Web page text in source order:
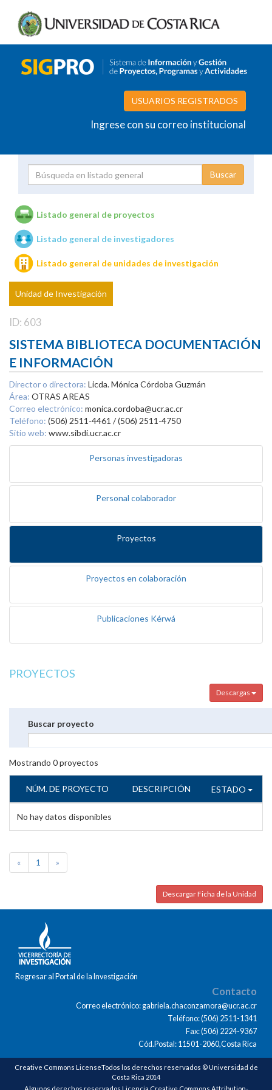
USUARIOS REGISTRADOS
Ingrese con su correo institucional
Unidades de investigación
Listado general de proyectos
Listado general de investigadores
Listado general de unidades de investigación
Unidad de Investigación
ID: 603
SISTEMA BIBLIOTECA DOCUMENTACIÓN
E INFORMACIÓN
Director o directora: Licda. Mónica Córdoba Guzmán
Área: OTRAS AREAS
Correo electrónico: monica.cordoba@ucr.ac.cr
Teléfono: (506) 2511-4461 / (506) 2511-4750
Sitio web: www.sibdi.ucr.ac.cr
Personas investigadoras
Personal colaborador
Proyectos
Proyectos en colaboración
Publicaciones Kérwá
PROYECTOS
Descargas
Buscar proyecto
Mostrando 0proyectos
NÚM. DE PROYECTO DESCRIPCIÓN ESTADO
No hay datos disponibles
« 1 »
Descargar Ficha de la Unidad
Regresar al Portal de la Investigación
Contacto
Correo electrónico: gabriela.chaconzamora@ucr.ac.cr
Teléfono: (506) 2511-1341
Fax: (506) 2224-9367
Cód.Postal: 11501-2060,Costa Rica
Creative Commons LicenseTodos los derechos reservados © Universidad de
Costa Rica 2014